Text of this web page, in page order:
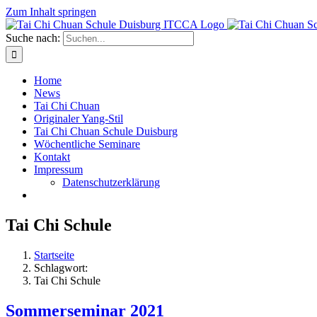
Zum Inhalt springen
Suche nach:
Home
News
Tai Chi Chuan
Originaler Yang-Stil
Tai Chi Chuan Schule Duisburg
Wöchentliche Seminare
Kontakt
Impressum
Datenschutzerklärung
Tai Chi Schule
Startseite
Schlagwort:
Tai Chi Schule
Sommerseminar 2021